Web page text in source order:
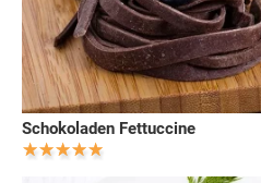
Schokoladen Fettuccine